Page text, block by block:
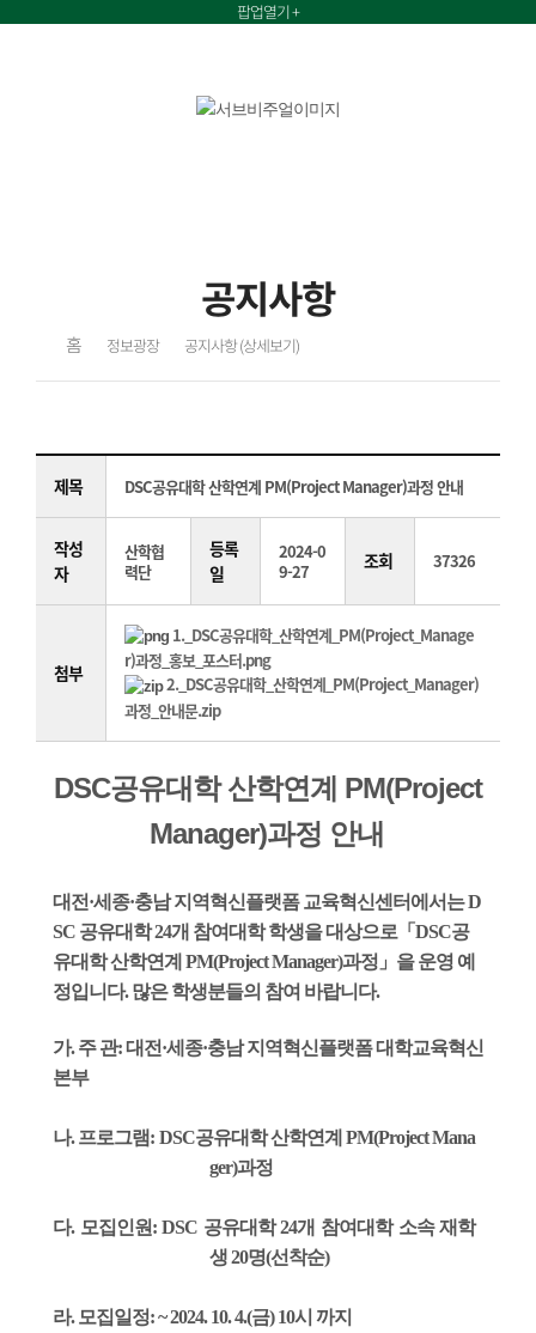
팝업열기 +
공지사항
홈 정보광장 공지사항 (상세보기)
제목 DSC공유대학 산학연계 PM(Project Manager)과정 안내
작성
자
산학협
력단
등록
일
2024-0
9-27
조회 37326
첨부
1._DSC공유대학_산학연계_PM(Project_Manage
r)과정_홍보_포스터.png
2._DSC공유대학_산학연계_PM(Project_Manager)
과정_안내문.zip
DSC공유대학 산학연계 PM(Project
Manager)과정 안내
대전·세종·충남 지역혁신플랫폼 교육혁신센터에서는 D
SC 공유대학 24개 참여대학 학생을 대상으로「 DSC공
유대학 산학연계 PM(Project Manager)과정 」을 운영 예
정입니다.많은 학생분들의 참여 바랍니다.
가. 주 관: 대전·세종·충남 지역혁신플랫폼 대학교육혁신
본부
나. 프로그램: DSC공유대학 산학연계 PM(Project Mana
ger)과정
다. 모집인원: DSC 공유대학 24개 참여대학 소속 재학
생 20명(선착순)
라. 모집일정: ~ 2024. 10. 4.(금) 10시 까지